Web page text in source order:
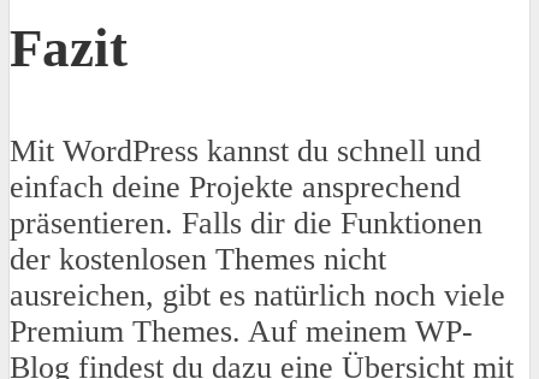
Fazit
Mit WordPress kannst du schnell und
einfach deine Projekte ansprechend
präsentieren. Falls dir die Funktionen
der kostenlosen Themes nicht
ausreichen, gibt es natürlich noch viele
Premium Themes. Auf meinem WP-
Blog findest du dazu eine Übersicht mit